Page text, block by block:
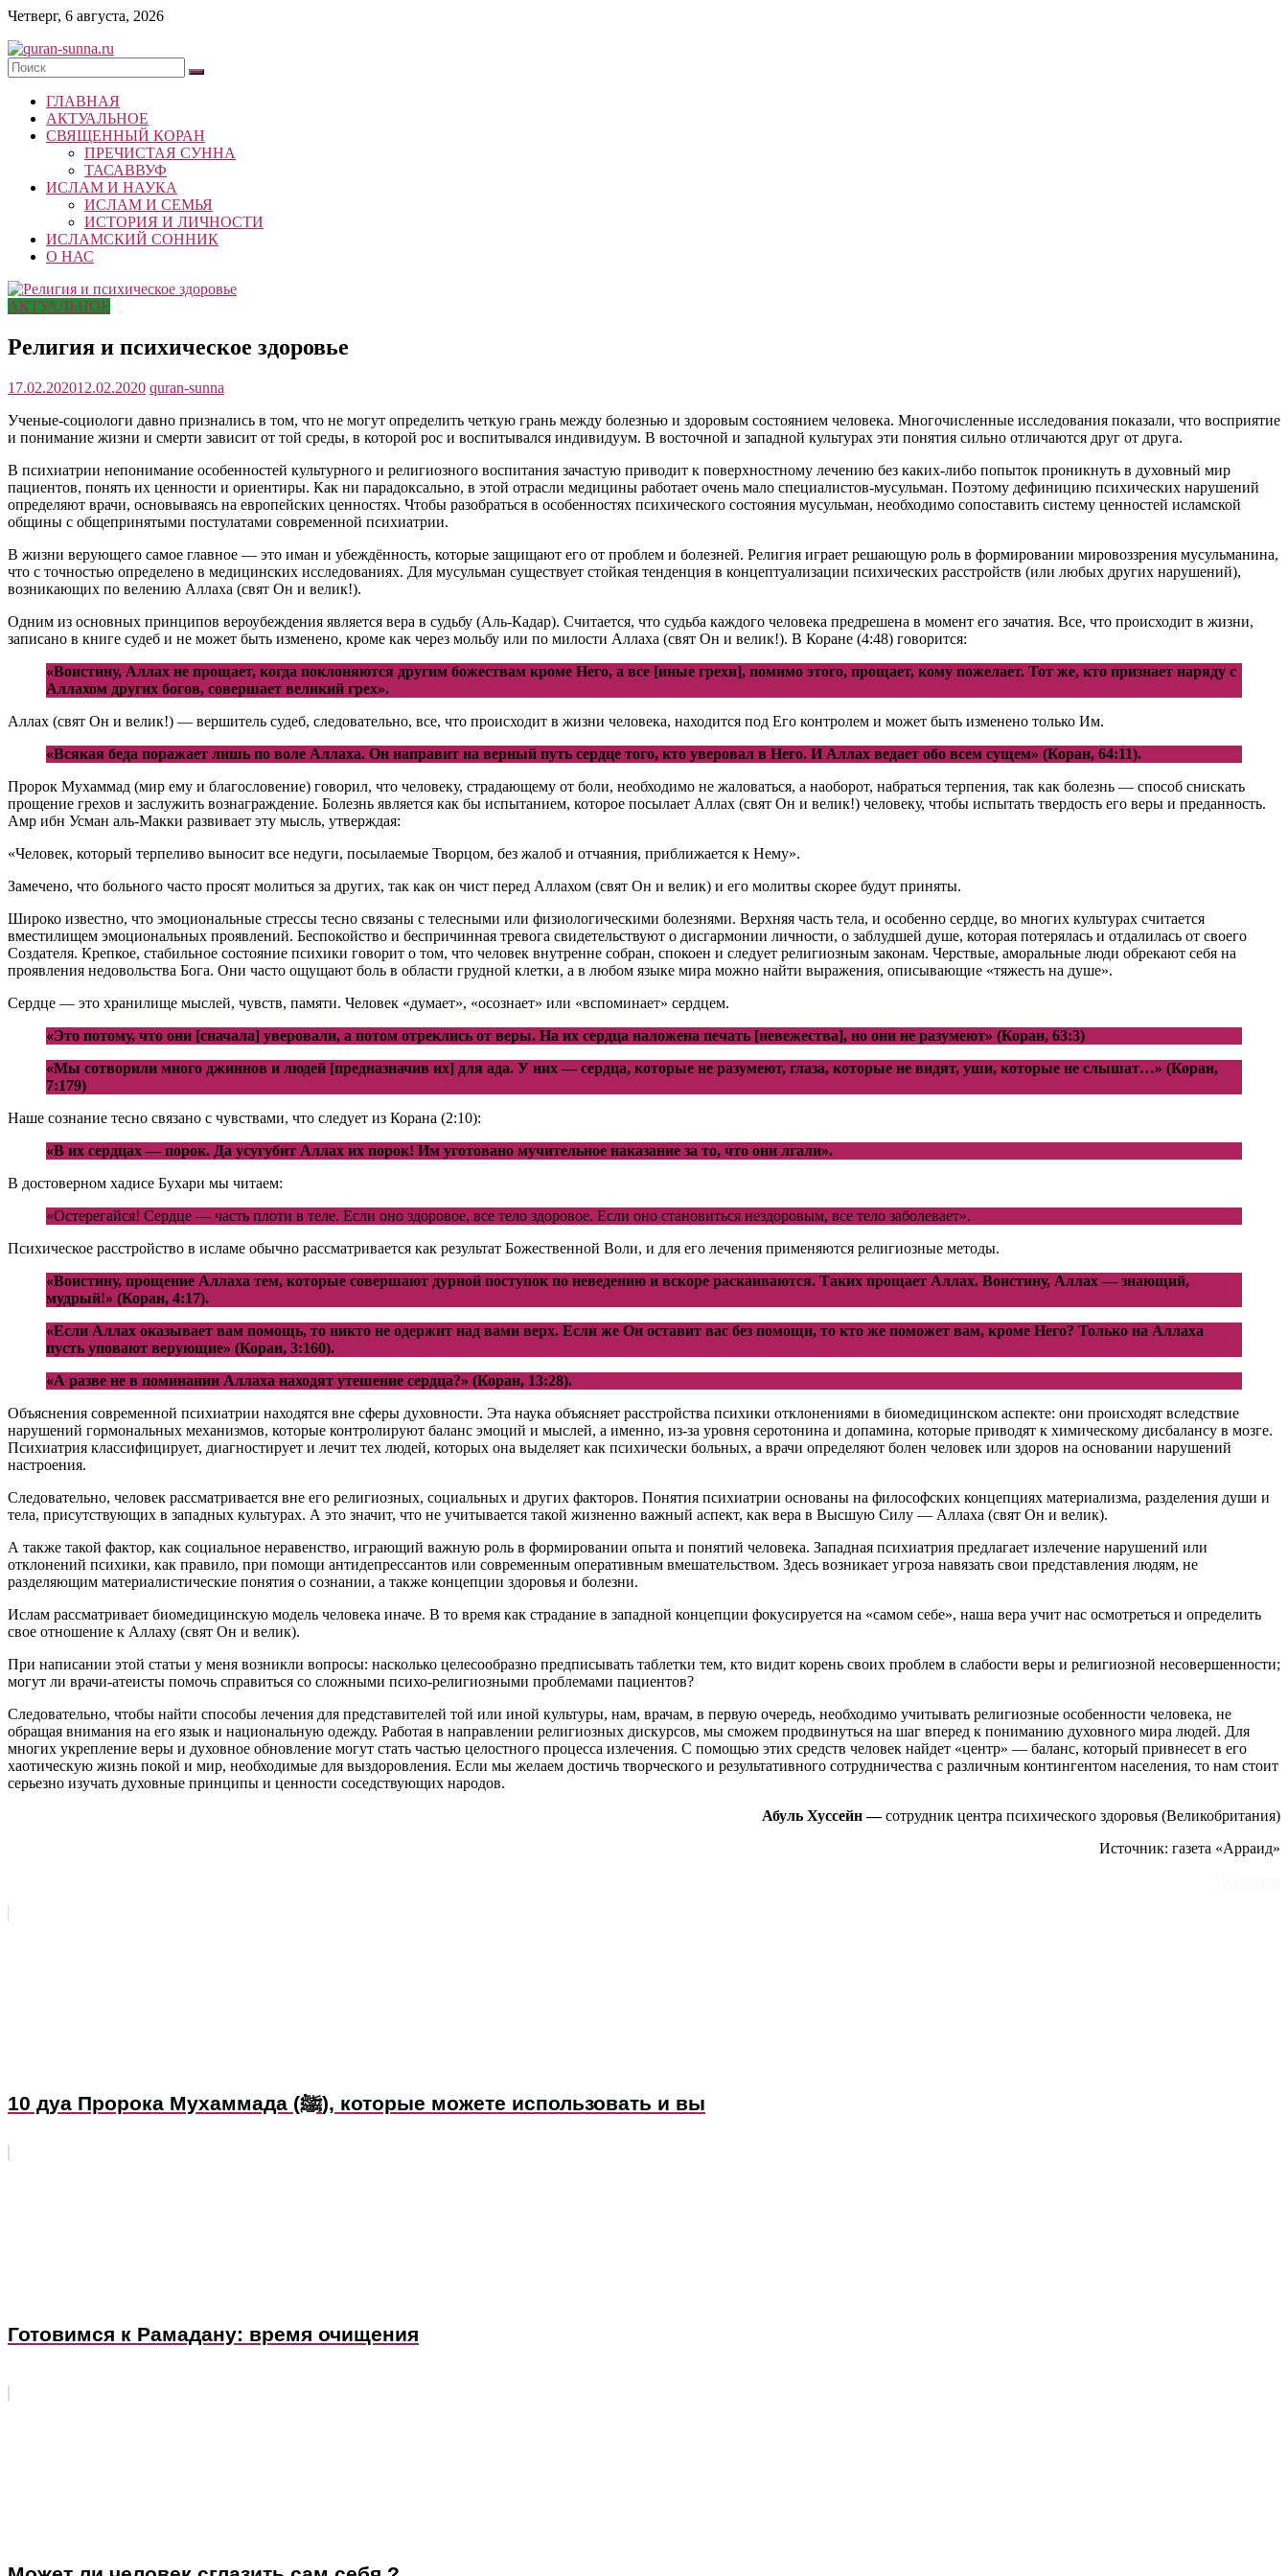
Skip
content
Четверг, 6 августа, 2026
quran-
sunna.ru
«Центр
исследований
Республики
Татарстан
ГЛАВНАЯ
АКТУАЛЬНОЕ
СВЯЩЕННЫЙ КОРАН
ПРЕЧИСТАЯ СУННА
ТАСАВВУФ
ИСЛАМ И НАУКА
ИСЛАМ И СЕМЬЯ
ИСТОРИЯ И ЛИЧНОСТИ
ИСЛАМСКИЙ СОННИК
О НАС
АКТУАЛЬНОЕ
Религия и психическое здоровье
17.02.202012.02.2020 quran-sunna
Ученые-социологи давно признались в том, что не могут определить четкую грань между болезнью и здоровым состоянием человека. Многочисленные исследования показали, что восприятие
и понимание жизни и смерти зависит от той среды, в которой рос и воспитывался индивидуум. В восточной и западной культурах эти понятия сильно отличаются друг от друга.
В психиатрии непонимание особенностей культурного и религиозного воспитания зачастую приводит к поверхностному лечению без каких-либо попыток проникнуть в духовный мир
пациентов, понять их ценности и ориентиры. Как ни парадоксально, в этой отрасли медицины работает очень мало специалистов-мусульман. Поэтому дефиницию психических нарушений
определяют врачи, основываясь на европейских ценностях. Чтобы разобраться в особенностях психического состояния мусульман, необходимо сопоставить систему ценностей исламской
общины с общепринятыми постулатами современной психиатрии.
В жизни верующего самое главное — это иман и убеждённость, которые защищают его от проблем и болезней. Религия играет решающую роль в формировании мировоззрения мусульманина,
что с точностью определено в медицинских исследованиях. Для мусульман существует стойкая тенденция в концептуализации психических расстройств (или любых других нарушений),
возникающих по велению Аллаха (свят Он и велик!).
Одним из основных принципов вероубеждения является вера в судьбу (Аль-Кадар). Считается, что судьба каждого человека предрешена в момент его зачатия. Все, что происходит в жизни,
записано в книге судеб и не может быть изменено, кроме как через мольбу или по милости Аллаха (свят Он и велик!). В Коране (4:48) говорится:
«Воистину, Аллах не прощает, когда поклоняются другим божествам кроме Него, а все [иные грехи], помимо этого, прощает, кому пожелает. Тот же, кто признает наряду с
Аллахом других богов, совершает великий грех».
Аллах (свят Он и велик!) — вершитель судеб, следовательно, все, что происходит в жизни человека, находится под Его контролем и может быть изменено только Им.
«Всякая беда поражает лишь по воле Аллаха. Он направит на верный путь сердце того, кто уверовал в Него. И Аллах ведает обо всем сущем» (Коран, 64:11).
Пророк Мухаммад (мир ему и благословение) говорил, что человеку, страдающему от боли, необходимо не жаловаться, а наоборот, набраться терпения, так как болезнь — способ снискать
прощение грехов и заслужить вознаграждение. Болезнь является как бы испытанием, которое посылает Аллах (свят Он и велик!) человеку, чтобы испытать твердость его веры и преданность.
Амр ибн Усман аль-Макки развивает эту мысль, утверждая:
«Человек, который терпеливо выносит все недуги, посылаемые Творцом, без жалоб и отчаяния, приближается к Нему».
Замечено, что больного часто просят молиться за других, так как он чист перед Аллахом (свят Он и велик) и его молитвы скорее будут приняты.
Широко известно, что эмоциональные стрессы тесно связаны с телесными или физиологическими болезнями. Верхняя часть тела, и особенно сердце, во многих культурах считается
вместилищем эмоциональных проявлений. Беспокойство и беспричинная тревога свидетельствуют о дисгармонии личности, о заблудшей душе, которая потерялась и отдалилась от своего
Создателя. Крепкое, стабильное состояние психики говорит о том, что человек внутренне собран, спокоен и следует религиозным законам. Черствые, аморальные люди обрекают себя на
проявления недовольства Бога. Они часто ощущают боль в области грудной клетки, а в любом языке мира можно найти выражения, описывающие «тяжесть на душе».
Сердце — это хранилище мыслей, чувств, памяти. Человек «думает», «осознает» или «вспоминает» сердцем.
«Это потому, что они [сначала] уверовали, а потом отреклись от веры. На их сердца наложена печать [невежества], но они не разумеют» (Коран, 63:3)
«Мы сотворили много джиннов и людей [предназначив их] для ада. У них — сердца, которые не разумеют, глаза, которые не видят, уши, которые не слышат…» (Коран,
7:179)
Наше сознание тесно связано с чувствами, что следует из Корана (2:10):
«В их сердцах — порок. Да усугубит Аллах их порок! Им уготовано мучительное наказание за то, что они лгали».
В достоверном хадисе Бухари мы читаем:
«Остерегайся! Сердце — часть плоти в теле. Если оно здоровое, все тело здоровое. Если оно становиться нездоровым, все тело заболевает».
Психическое расстройство в исламе обычно рассматривается как результат Божественной Воли, и для его лечения применяются религиозные методы.
«Воистину, прощение Аллаха тем, которые совершают дурной поступок по неведению и вскоре раскаиваются. Таких прощает Аллах. Воистину, Аллах — знающий,
мудрый!» (Коран, 4:17).
«Если Аллах оказывает вам помощь, то никто не одержит над вами верх. Если же Он оставит вас без помощи, то кто же поможет вам, кроме Него? Только на Аллаха
пусть уповают верующие» (Коран, 3:160).
«А разве не в поминании Аллаха находят утешение сердца?» (Коран, 13:28).
Объяснения современной психиатрии находятся вне сферы духовности. Эта наука объясняет расстройства психики отклонениями в биомедицинском аспекте: они происходят вследствие
нарушений гормональных механизмов, которые контролируют баланс эмоций и мыслей, а именно, из-за уровня серотонина и допамина, которые приводят к химическому дисбалансу в мозге.
Психиатрия классифицирует, диагностирует и лечит тех людей, которых она выделяет как психически больных, а врачи определяют болен человек или здоров на основании нарушений
настроения.
Следовательно, человек рассматривается вне его религиозных, социальных и других факторов. Понятия психиатрии основаны на философских концепциях материализма, разделения души и
тела, присутствующих в западных культурах. А это значит, что не учитывается такой жизненно важный аспект, как вера в Высшую Силу — Аллаха (свят Он и велик).
А также такой фактор, как социальное неравенство, играющий важную роль в формировании опыта и понятий человека. Западная психиатрия предлагает излечение нарушений или
отклонений психики, как правило, при помощи антидепрессантов или современным оперативным вмешательством. Здесь возникает угроза навязать свои представления людям, не
разделяющим материалистические понятия о сознании, а также концепции здоровья и болезни.
Ислам рассматривает биомедицинскую модель человека иначе. В то время как страдание в западной концепции фокусируется на «самом себе», наша вера учит нас осмотреться и определить
свое отношение к Аллаху (свят Он и велик).
При написании этой статьи у меня возникли вопросы: насколько целесообразно предписывать таблетки тем, кто видит корень своих проблем в слабости веры и религиозной несовершенности;
могут ли врачи-атеисты помочь справиться со сложными психо-религиозными проблемами пациентов?
Следовательно, чтобы найти способы лечения для представителей той или иной культуры, нам, врачам, в первую очередь, необходимо учитывать религиозные особенности человека, не
обращая внимания на его язык и национальную одежду. Работая в направлении религиозных дискурсов, мы сможем продвинуться на шаг вперед к пониманию духовного мира людей. Для
многих укрепление веры и духовное обновление могут стать частью целостного процесса излечения. С помощью этих средств человек найдет «центр» — баланс, который привнесет в его
хаотическую жизнь покой и мир, необходимые для выздоровления. Если мы желаем достичь творческого и результативного сотрудничества с различным контингентом населения, то нам стоит
серьезно изучать духовные принципы и ценности соседствующих народов.
Абуль Хуссейн —сотрудник центра психического здоровья (Великобритания)
Источник: газета «Арраид»
10 дуа Пророка Мухаммада (ﷺ), которые можете использовать и вы
Готовимся к Рамадану: время очищения